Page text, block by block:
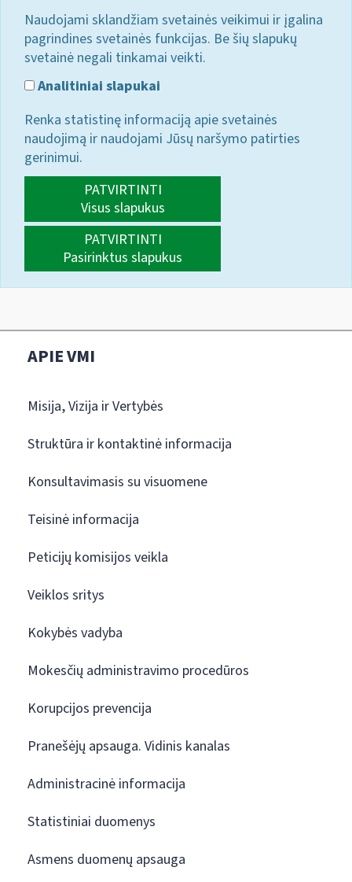
Naudojami sklandžiam svetainės veikimui ir įgalina
pagrindines svetainės funkcijas. Be šių slapukų
svetainė negali tinkamai veikti.
Analitiniai slapukai
Renka statistinę informaciją apie svetainės
naudojimą ir naudojami Jūsų naršymo patirties
gerinimui.
PATVIRTINTI
Visus slapukus
PATVIRTINTI
Pasirinktus slapukus
APIE VMI
Misija, Vizija ir Vertybės
Struktūra ir kontaktinė informacija
Konsultavimasis su visuomene
Teisinė informacija
Peticijų komisijos veikla
Veiklos sritys
Kokybės vadyba
Mokesčių administravimo procedūros
Korupcijos prevencija
Pranešėjų apsauga. Vidinis kanalas
Administracinė informacija
Statistiniai duomenys
Asmens duomenų apsauga